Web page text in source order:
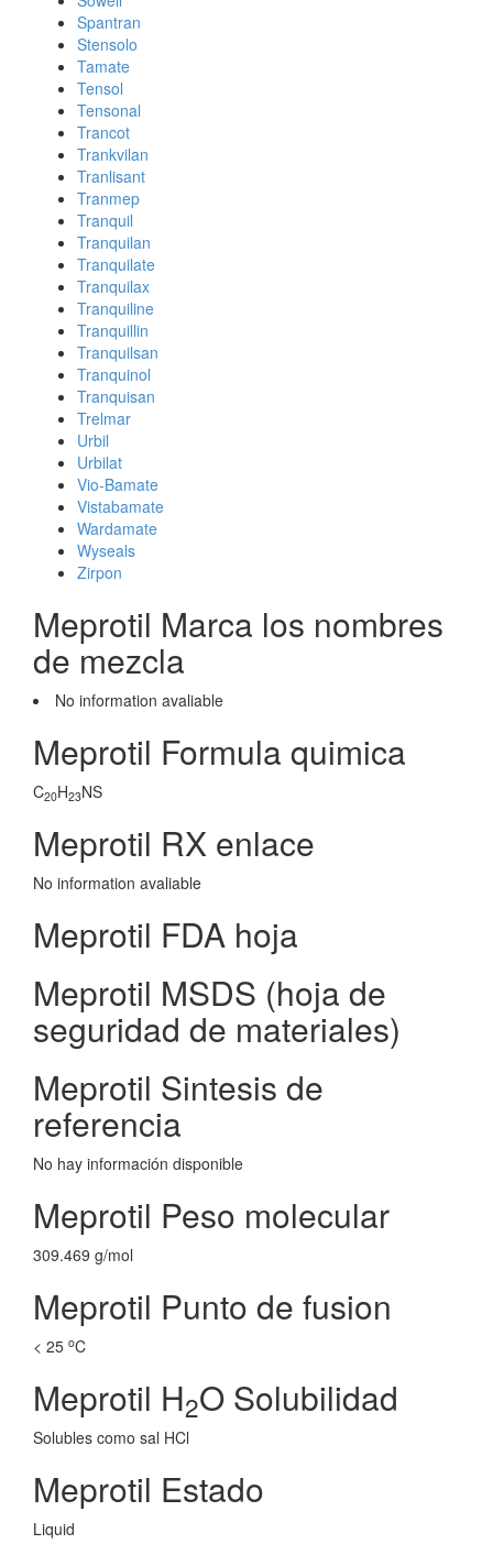
Spantran
Stensolo
Tamate
Tensol
Tensonal
Trancot
Trankvilan
Tranlisant
Tranmep
Tranquil
Tranquilan
Tranquilate
Tranquilax
Tranquiline
Tranquillin
Tranquilsan
Tranquinol
Tranquisan
Trelmar
Urbil
Urbilat
Vio-Bamate
Vistabamate
Wardamate
Wyseals
Zirpon
Meprotil Marca los nombres
de mezcla
No information avaliable
Meprotil Formula quimica
C20H23NS
Meprotil RX enlace
No information avaliable
Meprotil FDA hoja
Meprotil MSDS (hoja de
seguridad de materiales)
Meprotil Sintesis de
referencia
No hay información disponible
Meprotil Peso molecular
309.469 g/mol
Meprotil Punto de fusion
< 25 oC
Meprotil H2O Solubilidad
Solubles como sal HCl
Meprotil Estado
Liquid